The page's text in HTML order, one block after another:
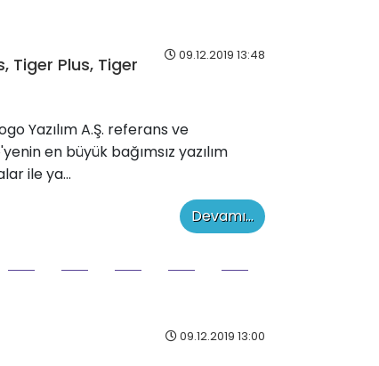
09.12.2019 13:48
Tiger Plus, Tiger
Yazılım A.Ş. referans ve
en büyük bağımsız yazılım
ile ya...
Devamı...
09.12.2019 13:00